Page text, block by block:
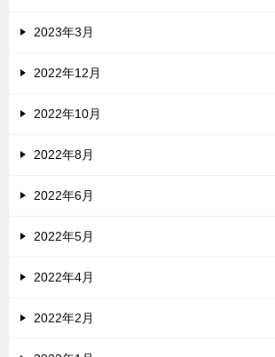
2023年3月
2022年12月
2022年10月
2022年8月
2022年6月
2022年5月
2022年4月
2022年2月